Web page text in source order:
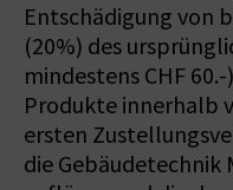
Entschädigung von
(20%) des
mindestens CHF
Produkte innerhalb
ersten
die Gebäudetechnik